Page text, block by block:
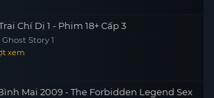
Chí Dị 1 - Phim 18+ Cấp 3
Story 1
xem
Mai 2009 - The Forbidden Legend Sex